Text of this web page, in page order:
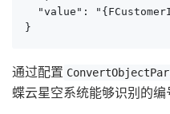
"value":
}
通过配置
蝶云星空系统能够识别的编